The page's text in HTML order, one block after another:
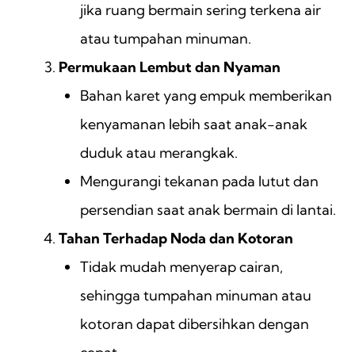
jika ruang bermain sering terkena air
atau tumpahan minuman.
Permukaan Lembut dan Nyaman
Bahan karet yang empuk memberikan
kenyamanan lebih saat anak-anak
duduk atau merangkak.
Mengurangi tekanan pada lutut dan
persendian saat anak bermain di lantai.
Tahan Terhadap Noda dan Kotoran
Tidak mudah menyerap cairan,
sehingga tumpahan minuman atau
kotoran dapat dibersihkan dengan